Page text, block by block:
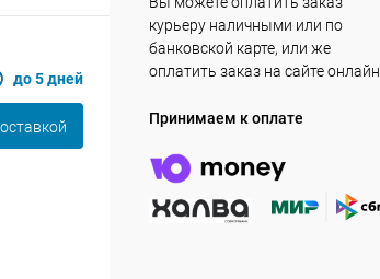
до 5 дней
курьеру наличными или по
банковской карте, или же
оплатить заказ на сайте онлайн.
Принимаем к оплате
выбранный способом
будут списываться
каждые 2 недели